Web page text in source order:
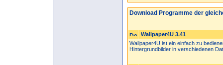
Download Programme der
Wallpaper4U 3.41
Wallpaper4U ist ein einfach zu
Hintergrundbilder in verschiedenen